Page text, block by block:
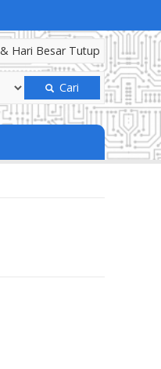
Hari Besar Tutup
Cari